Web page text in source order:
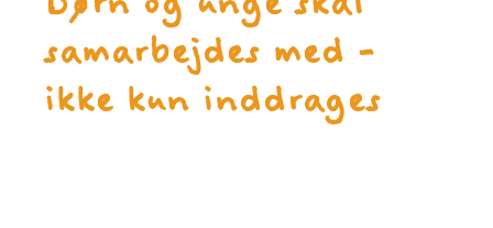
samarbejdes med -
ikke kun inddrages